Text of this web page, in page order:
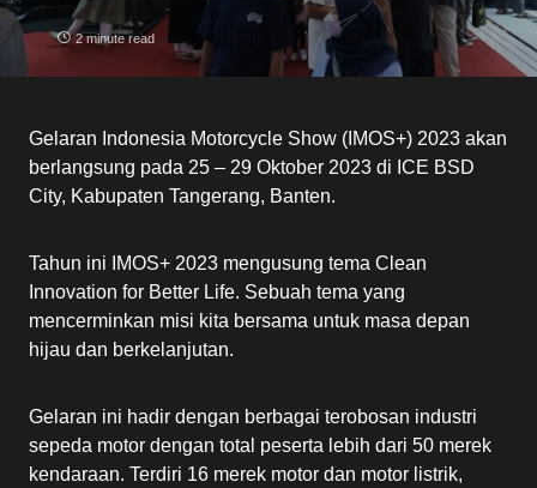
2 minute read
Gelaran Indonesia Motorcycle Show (IMOS+) 2023 akan
berlangsung pada 25 – 29 Oktober 2023 di ICE BSD
City, Kabupaten Tangerang, Banten.
Tahun ini IMOS+ 2023 mengusung tema Clean
Innovation for Better Life. Sebuah tema yang
mencerminkan misi kita bersama untuk masa depan
hijau dan berkelanjutan.
Gelaran ini hadir dengan berbagai terobosan industri
sepeda motor dengan total peserta lebih dari 50 merek
kendaraan. Terdiri 16 merek motor dan motor listrik,